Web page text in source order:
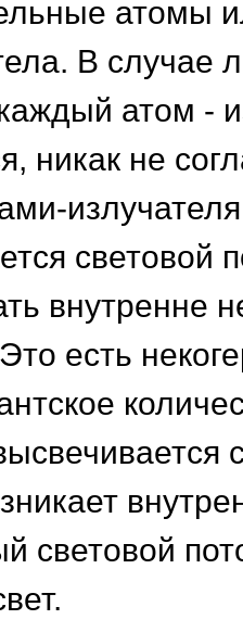
атомы
В случае
атом -
никак не
световой
внутренне
есть
световой